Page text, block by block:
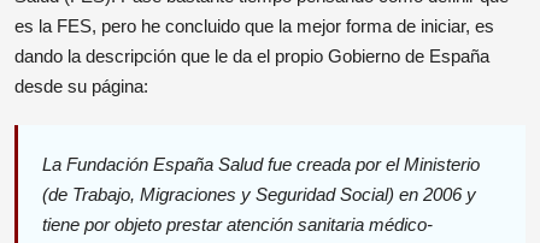
es la FES, pero he concluido que la mejor forma de iniciar, es
dando la descripción que le da el propio Gobierno de España
desde su página:
La Fundación España Salud fue creada por el Ministerio
(de Trabajo, Migraciones y Seguridad Social) en 2006 y
tiene por objeto prestar atención sanitaria médico-